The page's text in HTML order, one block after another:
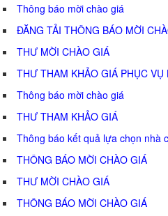
Thông báo mời chào giá
ĐĂNG TẢI THÔNG BÁO MỜI
THƯ MỜI CHÀO GIÁ
THƯ THAM KHẢO GIÁ PHỤC
Thông báo mời chào giá
THƯ THAM KHẢO GIÁ
Thông báo kết quả lựa chọn nhà
THÔNG BÁO MỜI CHÀO GIÁ
THƯ MỜI CHÀO GIÁ
THÔNG BÁO MỜI CHÀO GIÁ